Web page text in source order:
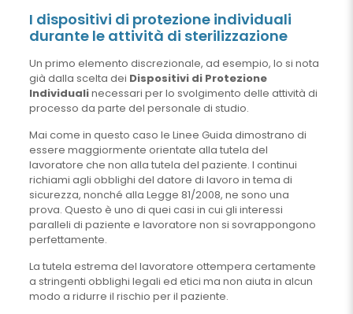
I dispositivi di protezione individuali
durante le attività di sterilizzazione
Un primo elemento discrezionale, ad esempio, lo si nota
già dalla scelta dei Dispositivi di Protezione
Individualinecessari per lo svolgimento delle attività di
processo da parte del personale di studio.
Mai come in questo caso le Linee Guida dimostrano di
essere maggiormente orientate alla tutela del
lavoratore che non alla tutela del paziente. I continui
richiami agli obblighi del datore di lavoro in tema di
sicurezza, nonché alla Legge 81/2008, ne sono una
prova. Questo è uno di quei casi in cui gli interessi
paralleli di paziente e lavoratore non si sovrappongono
perfettamente.
La tutela estrema del lavoratore ottempera certamente
a stringenti obblighi legali ed etici ma non aiuta in alcun
modo a ridurre il rischio per il paziente.